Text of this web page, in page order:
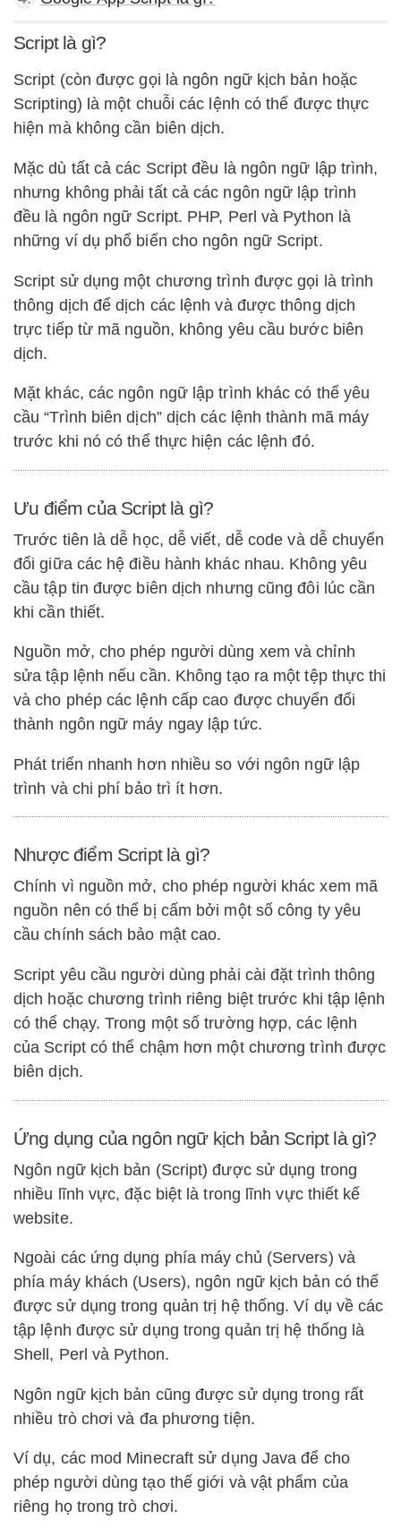
Script là gì?
Script (còn được gọi là ngôn ngữ kịch bản hoặc
Scripting) là một chuỗi các lệnh có thể được thực
hiện mà không cần biên dịch.
Mặc dù tất cả các Script đều là ngôn ngữ lập trình,
nhưng không phải tất cả các ngôn ngữ lập trình
đều là ngôn ngữ Script. PHP, Perl và Python là
những ví dụ phổ biến cho ngôn ngữ Script.
Script sử dụng một chương trình được gọi là trình
thông dịch để dịch các lệnh và được thông dịch
trực tiếp từ mã nguồn, không yêu cầu bước biên
dịch.
Mặt khác, các ngôn ngữ lập trình khác có thể yêu
cầu “Trình biên dịch” dịch các lệnh thành mã máy
trước khi nó có thể thực hiện các lệnh đó.
Ưu điểm của Script là gì?
Trước tiên là dễ học, dễ viết, dễ code và dễ chuyển
đổi giữa các hệ điều hành khác nhau. Không yêu
cầu tập tin được biên dịch nhưng cũng đôi lúc cần
khi cần thiết.
Nguồn mở, cho phép người dùng xem và chỉnh
sửa tập lệnh nếu cần. Không tạo ra một tệp thực thi
và cho phép các lệnh cấp cao được chuyển đổi
thành ngôn ngữ máy ngay lập tức.
Phát triển nhanh hơn nhiều so với ngôn ngữ lập
trình và chi phí bảo trì ít hơn.
Nhược điểm Script là gì?
Chính vì nguồn mở, cho phép người khác xem mã
nguồn nên có thể bị cấm bởi một số công ty yêu
cầu chính sách bảo mật cao.
Script yêu cầu người dùng phải cài đặt trình thông
dịch hoặc chương trình riêng biệt trước khi tập lệnh
có thể chạy. Trong một số trường hợp, các lệnh
của Script có thể chậm hơn một chương trình được
biên dịch.
Ứng dụng của ngôn ngữ kịch bản Script là gì?
Ngôn ngữ kịch bản (Script) được sử dụng trong
nhiều lĩnh vực, đặc biệt là trong lĩnh vực thiết kế
website.
Ngoài các ứng dụng phía máy chủ (Servers) và
phía máy khách (Users), ngôn ngữ kịch bản có thể
được sử dụng trong quản trị hệ thống. Ví dụ về các
tập lệnh được sử dụng trong quản trị hệ thống là
Shell, Perl và Python.
Ngôn ngữ kịch bản cũng được sử dụng trong rất
nhiều trò chơi và đa phương tiện.
Ví dụ, các mod Minecraft sử dụng Java để cho
phép người dùng tạo thế giới và vật phẩm của
riêng họ trong trò chơi.